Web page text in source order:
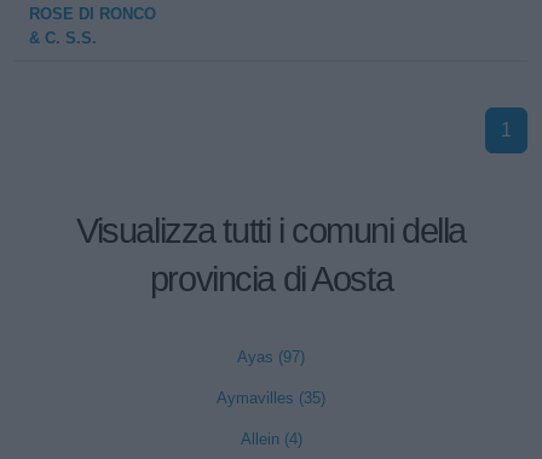
ROSE DI RONCO
& C. S.S.
1
Visualizza tutti i comuni della
provincia di Aosta
Ayas (97)
Aymavilles (35)
Allein (4)